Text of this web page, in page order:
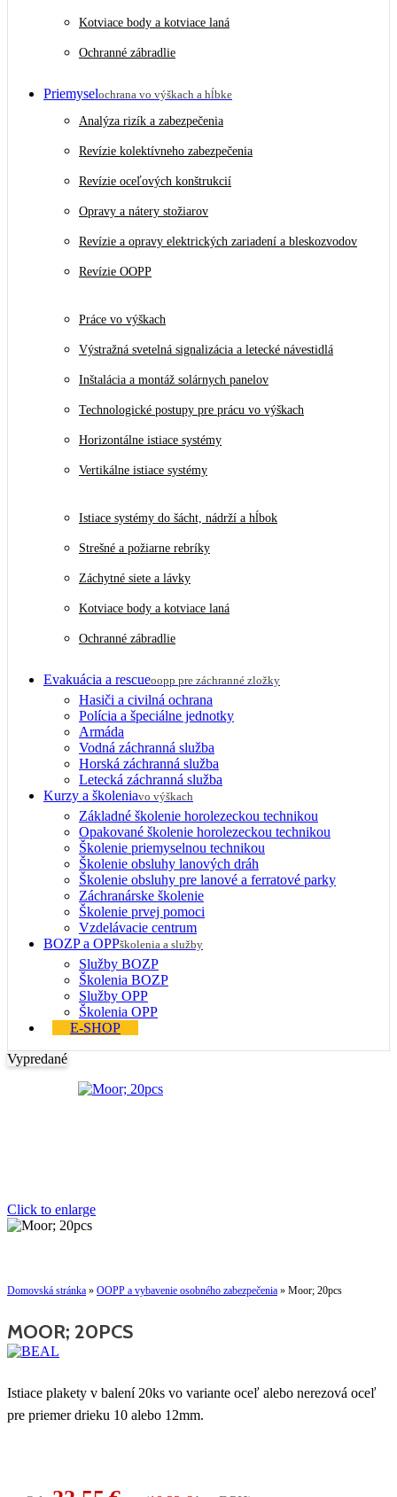
Kotviace body a kotviace laná
Ochranné zábradlie
Priemyselochrana vo výškach a hĺbke
Analýza rizík a zabezpečenia
Revízie kolektívneho zabezpečenia
Revízie oceľových konštrukcií
Opravy a nátery stožiarov
Revízie a opravy elektrických zariadení a bleskozvodov
Revízie OOPP
Práce vo výškach
Výstražná svetelná signalizácia a letecké návestidlá
Inštalácia a montáž solárnych panelov
Technologické postupy pre prácu vo výškach
Horizontálne istiace systémy
Vertikálne istiace systémy
Istiace systémy do šácht, nádrží a hĺbok
Strešné a požiarne rebríky
Záchytné siete a lávky
Kotviace body a kotviace laná
Ochranné zábradlie
Evakuácia a rescueoopp pre záchranné zložky
Hasiči a civilná ochrana
Polícia a špeciálne jednotky
Armáda
Vodná záchranná služba
Horská záchranná služba
Letecká záchranná služba
Kurzy a školeniavo výškach
Základné školenie horolezeckou technikou
Opakované školenie horolezeckou technikou
Školenie priemyselnou technikou
Školenie obsluhy lanových dráh
Školenie obsluhy pre lanové a ferratové parky
Záchranárske školenie
Školenie prvej pomoci
Vzdelávacie centrum
BOZP a OPPškolenia a služby
Služby BOZP
Školenia BOZP
Služby OPP
Školenia OPP
E-SHOP
Vypredané
Click to enlarge
Domovská stránka » OOPP a vybavenie osobného zabezpečenia » Moor; 20pcs
MOOR; 20PCS
Istiace plakety v balení 20ks vo variante oceľ alebo nerezová oceľ
pre priemer drieku 10 alebo 12mm.